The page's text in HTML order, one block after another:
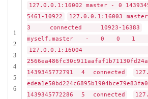
1
2
3
4
5
6
127.0.0.1:16002 master - 0
5461-10922
127.0.0.1:16003
3 connected 10923-16383
myself,master - 0 0 1
1439345772791 4 connected
1439345772286 5 connected